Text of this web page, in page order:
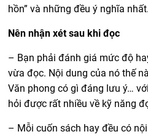
hồn” và những đều ý nghĩa nhất.
Nên nhận xét sau khi đọc
– Bạn phải đánh giá mức độ
vừa đọc. Nội dung của nó thế
Văn phong có gì đáng lưu ý…
hỏi được rất nhiều về kỹ năng
– Mỗi cuốn sách hay đều có